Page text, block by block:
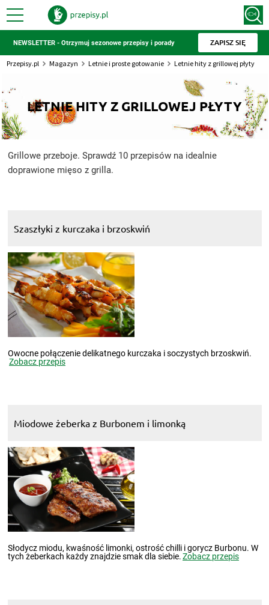
NEWSLETTER - Otrzymuj sezonowe przepisy i porady ZAPISZ SIĘ
Przepisy.pl Magazyn Letnie i proste gotowanie Letnie hity z grillowej płyty
LETNIE HITY Z GRILLOWEJ PŁYTY
Grillowe przeboje. Sprawdź 10 przepisów na idealnie
doprawione mięso z grilla.
Szaszłyki z kurczaka i brzoskwiń
Owocne połączenie delikatnego kurczaka i soczystych brzoskwiń.
Zobacz przepis
Miodowe żeberka z Burbonem i limonką
Słodycz miodu, kwaśność limonki, ostrość chilli i gorycz Burbonu. W
tych żeberkach każdy znajdzie smak dla siebie.Zobacz przepis